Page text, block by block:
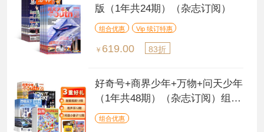
版（1年共24期）（杂志订阅）
组合优惠 Vip 续订特惠
￥ 619.00 83折
好奇号+商界少年+万物+问天少年
（1年共48期）（杂志订阅）组合
订阅
组合优惠